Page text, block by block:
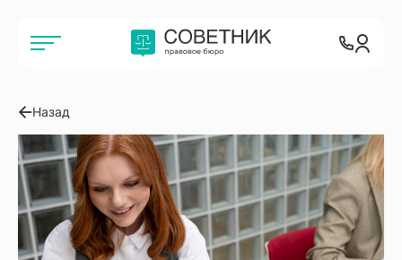
Назад